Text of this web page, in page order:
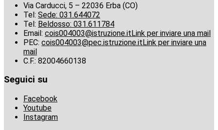
Via Carducci, 5 – 22036 Erba (CO)
Tel: Sede: 031.644072
Tel: Beldosso: 031.611784
Email: cois004003@istruzione.itLink per inviare una mail
PEC: cois004003@pec.istruzione.itLink per inviare una
mail
C.F.: 82004660138
Seguici su
Facebook
Youtube
Instagram